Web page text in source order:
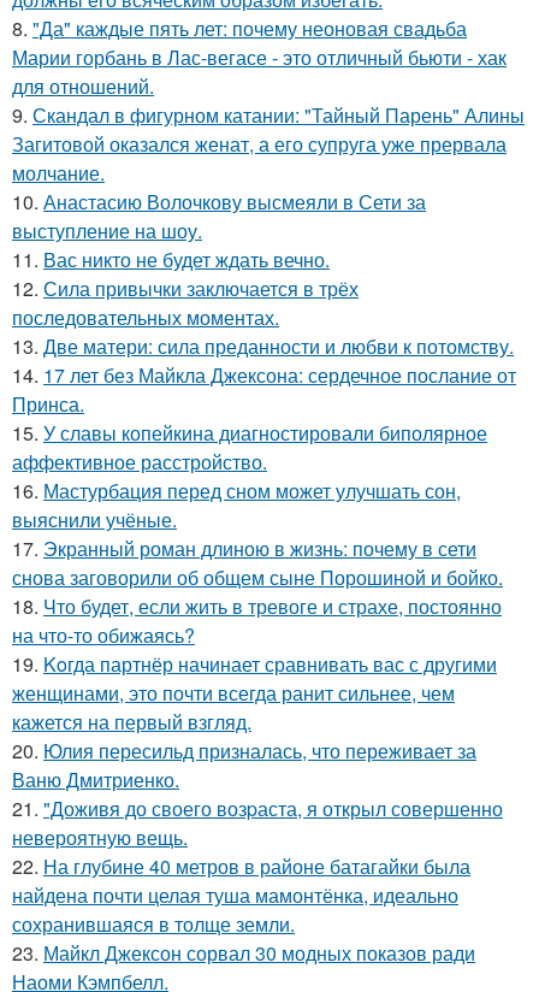
8. "Да" каждые пять лет: почему неоновая свадьба
Марии горбань в Лас-вегасе - это отличный бьюти - хак
для отношений.
9. Скандал в фигурном катании: "Тайный Парень" Алины
Загитовой оказался женат, а его супруга уже прервала
молчание.
10. Анастасию Волочкову высмеяли в Сети за
выступление на шоу.
11. Вас никто не будет ждать вечно.
12. Сила привычки заключается в трёх
последовательных моментах.
13. Две матери: сила преданности и любви к потомству.
14. 17 лет без Майкла Джексона: сердечное послание от
Принса.
15. У славы копейкина диагностировали биполярное
аффективное расстройство.
16. Мастурбация перед сном может улучшать сон,
выяснили учёные.
17. Экранный роман длиною в жизнь: почему в сети
снова заговорили об общем сыне Порошиной и бойко.
18. Что будет, если жить в тревоге и страхе, постоянно
на что-то обижаясь?
19. Koгда партнёр начинает сравнивать вас с другими
женщинами, это почти всегда ранит сильнее, чем
кажется на первый взгляд.
20. Юлия пересильд призналась, что переживает за
Ваню Дмитриенко.
21. "Доживя до своего возpаста, я открыл совершенно
невероятную вещь.
22. На глубине 40 метров в районе батагайки была
найдена почти целая туша мамонтёнка, идеально
сохранившаяся в толще земли.
23. Майкл Джексон сорвал 30 модных показов ради
Наоми Кэмпбелл.